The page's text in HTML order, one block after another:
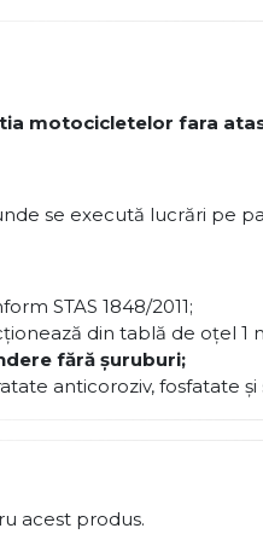
motocicletelor fara
se execută lucrări pe
STAS 1848/2011;
din tablă de oţel 1
fără şuruburi;
anticoroziv, fosfatate
acest produs.